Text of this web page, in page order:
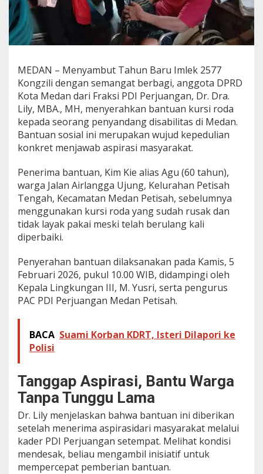
a
L
i
l
S
e
r
a
a
n
B
a
n
t
n
K
u
r
s
o
n
t
u
k
P
e
n
y
a
MEDAN – Menyambut Tahun Baru Imlek 2577
Kongzili dengan semangat berbagi, anggota DPRD
Kota Medan dari Fraksi PDI Perjuangan, Dr. Dra.
Lily, MBA., MH, menyerahkan bantuan kursi roda
kepada seorang penyandang disabilitas di Medan.
Bantuan sosial ini merupakan wujud kepedulian
konkret menjawab aspirasi masyarakat.
Penerima bantuan, Kim Kie alias Agu (60 tahun),
warga Jalan Airlangga Ujung, Kelurahan Petisah
Tengah, Kecamatan Medan Petisah, sebelumnya
menggunakan kursi roda yang sudah rusak dan
tidak layak pakai meski telah berulang kali
diperbaiki.
Penyerahan bantuan dilaksanakan pada Kamis, 5
Februari 2026, pukul 10.00 WIB, didampingi oleh
Kepala Lingkungan III, M. Yusri, serta pengurus
PAC PDI Perjuangan Medan Petisah.
BACA Suami Korban KDRT, Isteri Dilapori ke
Polisi
Tanggap Aspirasi, Bantu Warga
Tanpa Tunggu Lama
Dr. Lily menjelaskan bahwa bantuan ini diberikan
setelah menerima aspirasidari masyarakat melalui
kader PDI Perjuangan setempat. Melihat kondisi
mendesak, beliau mengambil inisiatif untuk
mempercepat pemberian bantuan.